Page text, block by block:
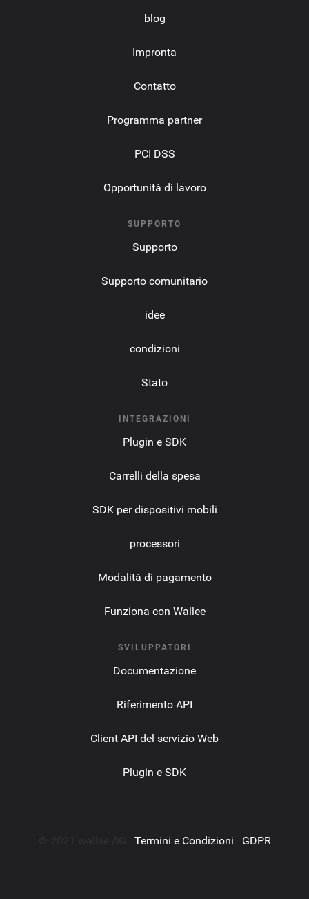
blog
Impronta
Contatto
Programma partner
PCI DSS
Opportunità di lavoro
SUPPORTO
Supporto
Supporto comunitario
idee
condizioni
Stato
INTEGRAZIONI
Plugin e SDK
Carrelli della spesa
SDK per dispositivi mobili
processori
Modalità di pagamento
Funziona con Wallee
SVILUPPATORI
Documentazione
Riferimento API
Client API del servizio Web
Plugin e SDK
Termini e Condizioni GDPR